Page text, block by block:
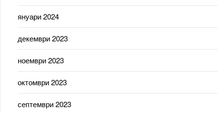
януари 2024
декември 2023
ноември 2023
октомври 2023
септември 2023